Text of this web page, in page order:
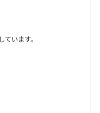
います。